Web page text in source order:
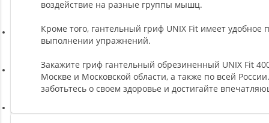
Сапборды
Волейбол
Системы хранения
воздействие на разные группы мышц.
Кроме того, гантельный гриф UNIX Fit имеет
выполнении упражнений.
Закажите гриф гантельный обрезиненный UNIX Fit
Москве и Московской области, а также по всей
заботьтесь о своем здоровье и достигайте